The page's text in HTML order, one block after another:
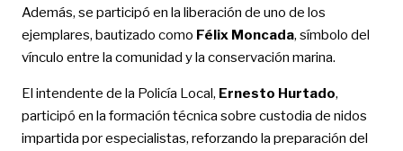
Además, se participó en la liberación de uno de los
ejemplares, bautizado como Félix Moncada, símbolo del
vínculo entre la comunidad y la conservación marina.
El intendente de la Policía Local, Ernesto Hurtado,
participó en la formación técnica sobre custodia de nidos
impartida por especialistas, reforzando la preparación del